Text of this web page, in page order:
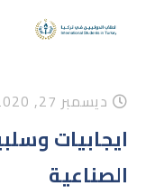
ديسمبر 27, 2020
ايجابيات
الصناعية